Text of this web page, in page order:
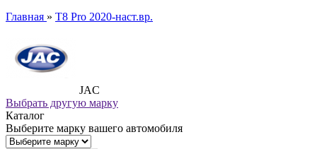
Главная » T8 Pro 2020-наст.вр.
JAC
Выбрать другую марку
Каталог
Выберите марку вашего автомобиля